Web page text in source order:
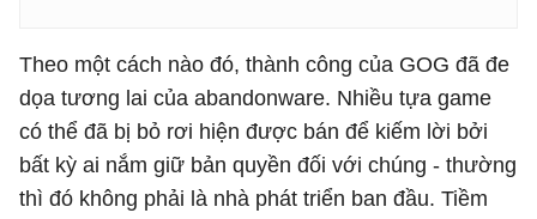
Theo một cách nào đó, thành công của GOG đã đe
dọa tương lai của abandonware. Nhiều tựa game
có thể đã bị bỏ rơi hiện được bán để kiếm lời bởi
bất kỳ ai nắm giữ bản quyền đối với chúng - thường
thì đó không phải là nhà phát triển ban đầu. Tiềm